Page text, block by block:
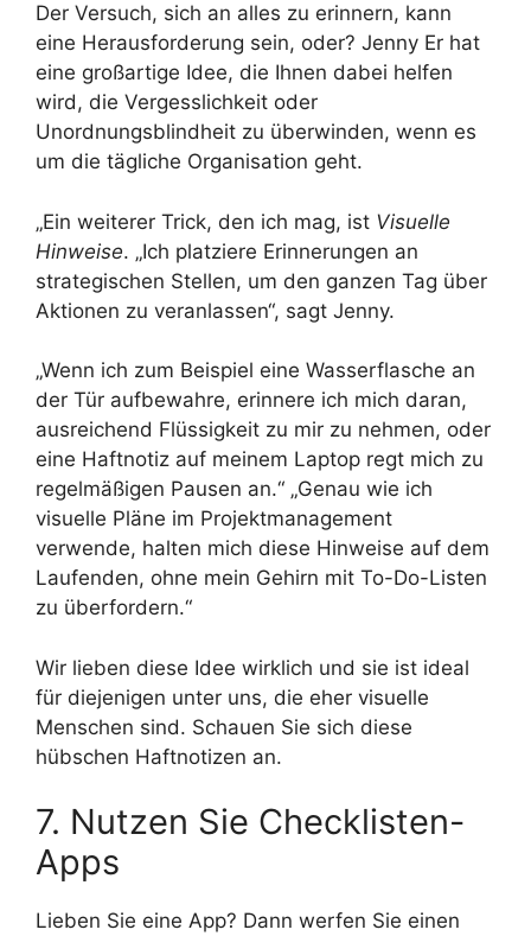
Der Versuch, sich an alles zu erinnern, kann
eine Herausforderung sein, oder? Jenny Er hat
eine großartige Idee, die Ihnen dabei helfen
wird, die Vergesslichkeit oder
Unordnungsblindheit zu überwinden, wenn es
um die tägliche Organisation geht.
„Ein weiterer Trick, den ich mag, ist Visuelle
Hinweise. „Ich platziere Erinnerungen an
strategischen Stellen, um den ganzen Tag über
Aktionen zu veranlassen“, sagt Jenny.
„Wenn ich zum Beispiel eine Wasserflasche an
der Tür aufbewahre, erinnere ich mich daran,
ausreichend Flüssigkeit zu mir zu nehmen, oder
eine Haftnotiz auf meinem Laptop regt mich zu
regelmäßigen Pausen an.“ „Genau wie ich
visuelle Pläne im Projektmanagement
verwende, halten mich diese Hinweise auf dem
Laufenden, ohne mein Gehirn mit To-Do-Listen
zu überfordern.“
Wir lieben diese Idee wirklich und sie ist ideal
für diejenigen unter uns, die eher visuelle
Menschen sind. Schauen Sie sich diese
hübschen Haftnotizen an.
7. Nutzen Sie Checklisten-
Apps
Lieben Sie eine App? Dann werfen Sie einen